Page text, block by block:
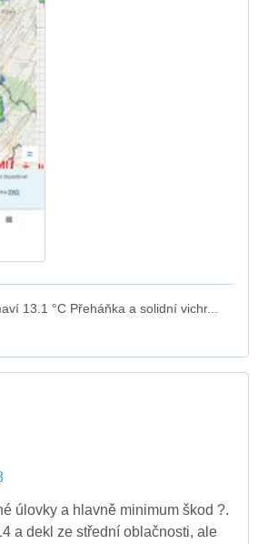
13.1 °C Přeháňka a solidní vichr...
úlovky a hlavně minimum škod ?.
a dekl ze střední oblačnosti, ale